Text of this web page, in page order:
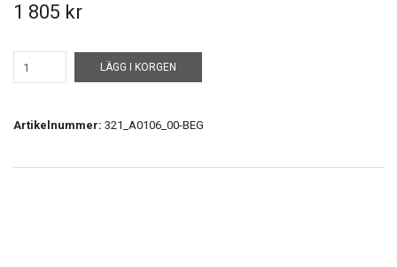
1 805 kr
LÄGG I KORGEN
Artikelnummer: 321_A0106_00-BEG